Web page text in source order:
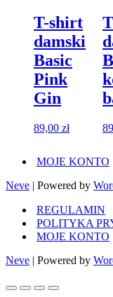
T-shirt
damski
Basic
Pink
Gin
89,00 zł
MOJE KONTO
Neve | Powered by
REGULAMIN
POLITYKA
MOJE KONTO
Neve | Powered by